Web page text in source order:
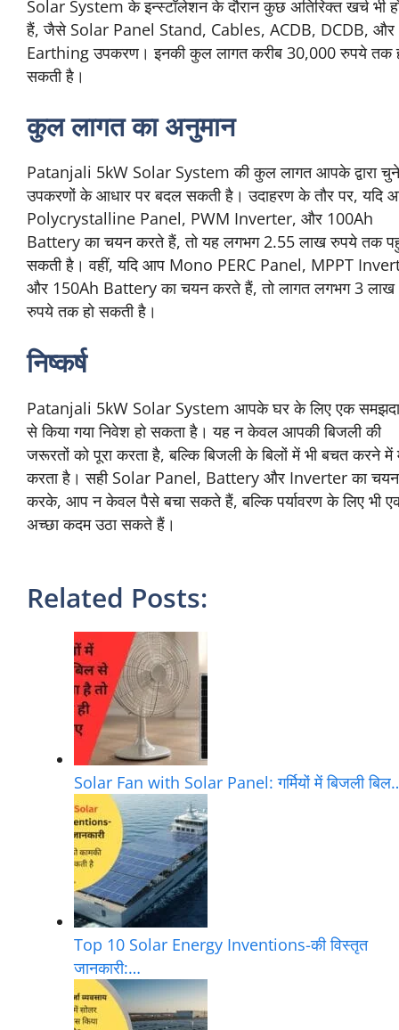
Solar System के इन्स्टॉलेशन के दौरान कुछ अतिरिक्त खर्च भी
हैं, जैसे Solar Panel Stand, Cables, ACDB, DCDB, और
Earthing उपकरण। इनकी कुल लागत करीब 30,000 रुपये तक
सकती है।
कुल लागत का अनुमान
Patanjali 5kW Solar System की कुल लागत आपके द्वारा
उपकरणों के आधार पर बदल सकती है। उदाहरण के तौर पर, यदि
Polycrystalline Panel, PWM Inverter, और 100Ah
Battery का चयन करते हैं, तो यह लगभग 2.55 लाख रुपये तक
सकती है। वहीं, यदि आप Mono PERC Panel, MPPT
और 150Ah Battery का चयन करते हैं, तो लागत लगभग 3 लाख
रुपये तक हो सकती है।
निष्कर्ष
Patanjali 5kW Solar System आपके घर के लिए एक
से किया गया निवेश हो सकता है। यह न केवल आपकी बिजली की
जरूरतों को पूरा करता है, बल्कि बिजली के बिलों में भी बचत करने में
करता है। सही Solar Panel, Battery और Inverter का चयन
करके, आप न केवल पैसे बचा सकते हैं, बल्कि पर्यावरण के लिए भी
अच्छा कदम उठा सकते हैं।
Related Posts:
Solar Fan with Solar Panel: गर्मियों में बिजली
Top 10 Solar Energy Inventions-की विस्तृत
जानकारी:…